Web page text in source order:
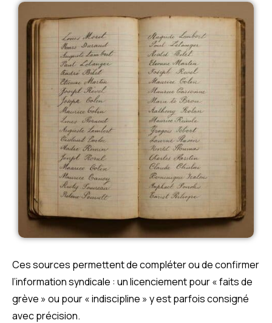
Ces sources permettent de compléter ou de confirmer
l’information syndicale : un licenciement pour « faits de
grève » ou pour « indiscipline » y est parfois consigné
avec précision.